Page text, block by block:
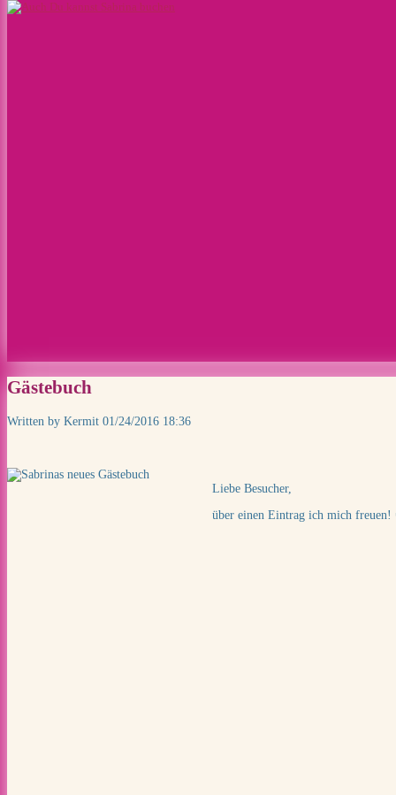
Gästebuch
Written by Kermit 01/24/2016 18:36
Liebe Besucher,
über einen Eintrag ich mich freuen!